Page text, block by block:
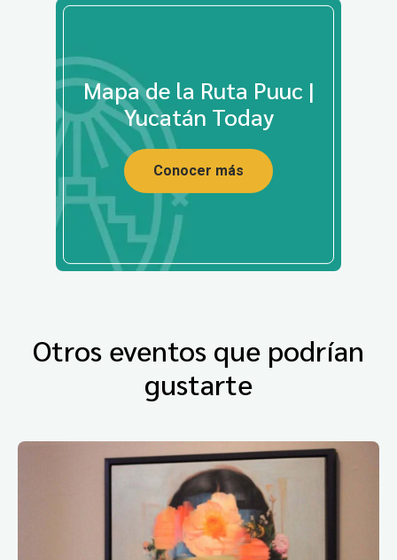
Mapa de la Ruta Puuc |
Yucatán Today
Conocer más
Otros eventos que podrían
gustarte